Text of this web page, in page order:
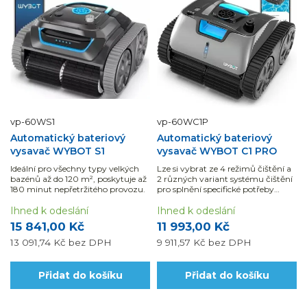
vp-60WS1
Automatický bateriový
vysavač WYBOT S1
Ideální pro všechny typy velkých
bazénů až do 120 m², poskytuje až
180 minut nepřetržitého provozu.
15 841,00 Kč
13 091,74 Kč bez DPH
Ihned k odeslání
Přidat do košíku
vp-60WC1P
Automatický bateriový
vysavač WYBOT C1 PRO
Lze si vybrat ze 4 režimů čištění a
2 různých variant systému čištění
pro splnění specifické potřeby
mic.
11 993,00 Kč
9 911,57 Kč bez DPH
Ihned k odeslání
Přidat do košíku